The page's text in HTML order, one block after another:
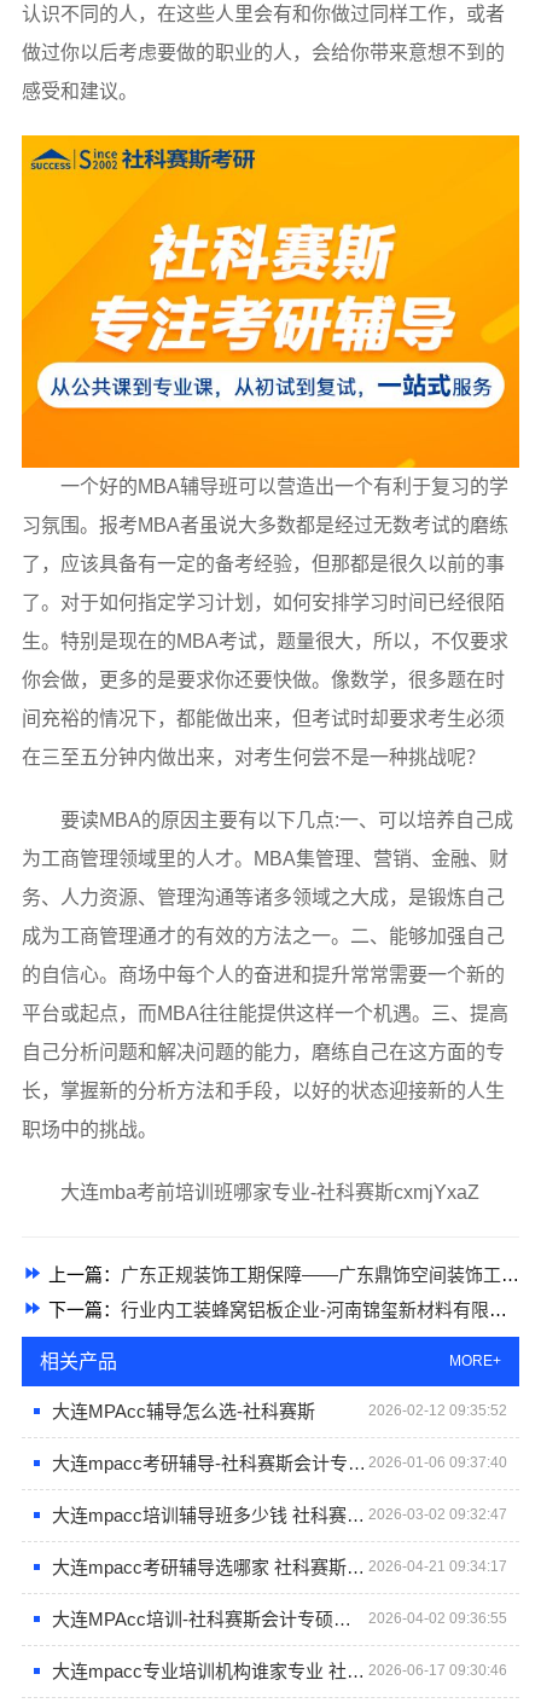
认识不同的人，在这些人里会有和你做过同样工作，或者
做过你以后考虑要做的职业的人，会给你带来意想不到的
感受和建议。
一个好的MBA辅导班可以营造出一个有利于复习的学
习氛围。报考MBA者虽说大多数都是经过无数考试的磨练
了，应该具备有一定的备考经验，但那都是很久以前的事
了。对于如何指定学习计划，如何安排学习时间已经很陌
生。特别是现在的MBA考试，题量很大，所以，不仅要求
你会做，更多的是要求你还要快做。像数学，很多题在时
间充裕的情况下，都能做出来，但考试时却要求考生必须
在三至五分钟内做出来，对考生何尝不是一种挑战呢？
要读MBA的原因主要有以下几点:一、可以培养自己成
为工商管理领域里的人才。MBA集管理、营销、金融、财
务、人力资源、管理沟通等诸多领域之大成，是锻炼自己
成为工商管理通才的有效的方法之一。二、能够加强自己
的自信心。商场中每个人的奋进和提升常常需要一个新的
平台或起点，而MBA往往能提供这样一个机遇。三、提高
自己分析问题和解决问题的能力，磨练自己在这方面的专
长，掌握新的分析方法和手段，以好的状态迎接新的人生
职场中的挑战。
大连mba考前培训班哪家专业-社科赛斯cxmjYxaZ
上一篇： 广东正规装饰工期保障——广东鼎饰空间装饰工程有限公司
下一篇： 行业内工装蜂窝铝板企业-河南锦玺新材料有限责任公司
相关产品 MORE+
大连MPAcc辅导怎么选-社科赛斯 2026-02-12 09:35:52
大连mpacc考研辅导-社科赛斯会计专硕考研定制专属学生方案 2026-01-06 09:37:40
大连mpacc培训辅导班多少钱 社科赛斯会计专硕辅导班重难点精准锁定 2026-03-02 09:32:47
大连mpacc考研辅导选哪家 社科赛斯会计专硕考研定制专属学生方案 2026-04-21 09:34:17
大连MPAcc培训-社科赛斯会计专硕考研题目解析 2026-04-02 09:36:55
大连mpacc专业培训机构谁家专业 社科赛斯会计专硕考研只教解题思路和技巧 2026-06-17 09:30:46